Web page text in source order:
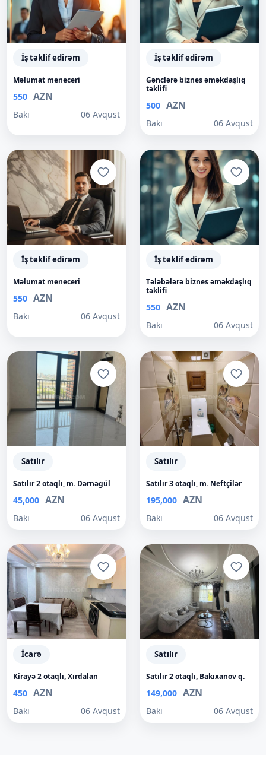
İş təklif edirəm
Məlumat meneceri
550 AZN
Bakı 06 Avqust
İş təklif edirəm
Gənclərə biznes əməkdaşlıq
təklifi
500 AZN
Bakı 06 Avqust
İş təklif edirəm
Məlumat meneceri
550 AZN
Bakı 06 Avqust
İş təklif edirəm
Tələbələrə biznes əməkdaşlıq
təklifi
550 AZN
Bakı 06 Avqust
Satılır
Satılır 2 otaqlı, m. Dərnəgül
45,000 AZN
Bakı 06 Avqust
Satılır
Satılır 3 otaqlı, m. Neftçilər
195,000 AZN
Bakı 06 Avqust
İcarə
Kirayə 2 otaqlı, Xırdalan
450 AZN
Bakı 06 Avqust
Satılır
Satılır 2 otaqlı, Bakıxanov q.
149,000 AZN
Bakı 06 Avqust